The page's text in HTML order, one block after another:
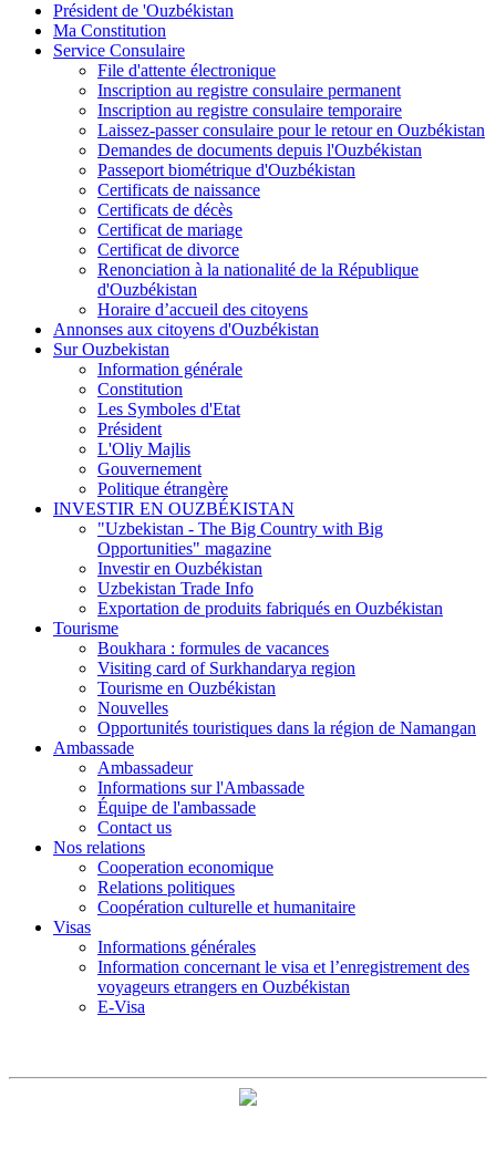
Président de 'Ouzbékistan
Ma Constitution
Service Consulaire
File d'attente électronique
Inscription au registre consulaire permanent
Inscription au registre consulaire temporaire
Laissez-passer consulaire pour le retour en Ouzbékistan
Demandes de documents depuis l'Ouzbékistan
Passeport biométrique d'Ouzbékistan
Certificats de naissance
Certificats de décès
Certificat de mariage
Certificat de divorce
Renonciation à la nationalité de la République
d'Ouzbékistan
Horaire d’accueil des citoyens
Annonses aux citoyens d'Ouzbékistan
Sur Ouzbekistan
Information générale
Constitution
Les Symboles d'Etat
Président
L'Oliy Majlis
Gouvernement
Politique étrangère
INVESTIR EN OUZBÉKISTAN
"Uzbekistan - The Big Country with Big
Opportunities" magazine
Investir en Ouzbékistan
Uzbekistan Trade Info
Exportation de produits fabriqués en Ouzbékistan
Tourisme
Boukhara : formules de vacances
Visiting card of Surkhandarya region
Tourisme en Ouzbékistan
Nouvelles
Opportunités touristiques dans la région de Namangan
Ambassade
Ambassadeur
Informations sur l'Ambassade
Équipe de l'ambassade
Contact us
Nos relations
Cooperation economique
Relations politiques
Coopération culturelle et humanitaire
Visas
Informations générales
Information concernant le visa et l’enregistrement des
voyageurs etrangers en Ouzbékistan
E-Visa